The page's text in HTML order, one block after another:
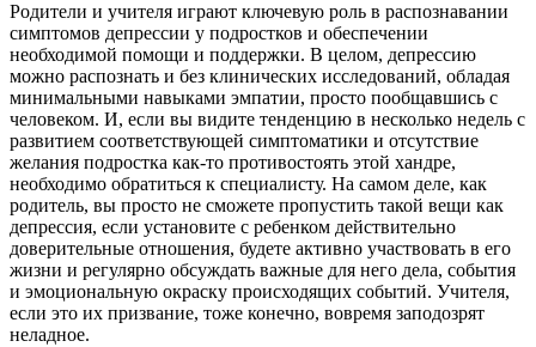
Родители и учителя играют ключевую роль в распознавании
симптомов депрессии у подростков и обеспечении
необходимой помощи и поддержки. В целом, депрессию
можно распознать и без клинических исследований, обладая
минимальными навыками эмпатии, просто пообщавшись с
человеком. И, если вы видите тенденцию в несколько недель с
развитием соответствующей симптоматики и отсутствие
желания подростка как-то противостоять этой хандре,
необходимо обратиться к специалисту. На самом деле, как
родитель, вы просто не сможете пропустить такой вещи как
депрессия, если установите с ребенком действительно
доверительные отношения, будете активно участвовать в его
жизни и регулярно обсуждать важные для него дела, события
и эмоциональную окраску происходящих событий. Учителя,
если это их призвание, тоже конечно, вовремя заподозрят
неладное.